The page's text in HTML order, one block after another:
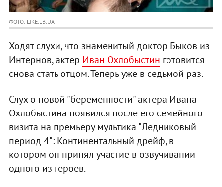
ФОТО: LIKE.LB.UA
Ходят слухи, что знаменитый доктор Быков из
Интернов, актер Иван Охлобыстин готовится
снова стать отцом. Теперь уже в седьмой раз.
Слух о новой "беременности" актера Ивана
Охлобыстина появился после его семейного
визита на премьеру мультика "Ледниковый
период 4": Континентальный дрейф, в
котором он принял участие в озвучивании
одного из героев.